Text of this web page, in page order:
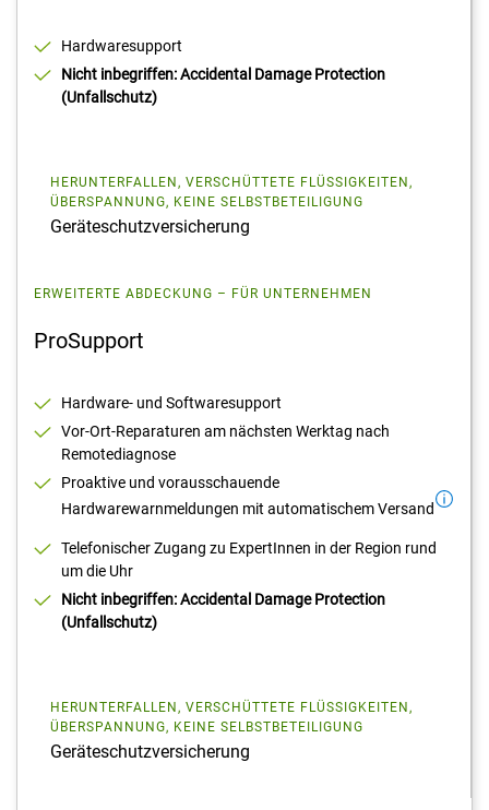
Hardwaresupport
Nicht inbegriffen: Accidental Damage Protection
(Unfallschutz)
HERUNTERFALLEN, VERSCHÜTTETE FLÜSSIGKEITEN,
ÜBERSPANNUNG, KEINE SELBSTBETEILIGUNG
Geräteschutzversicherung
ERWEITERTE ABDECKUNG – FÜR UNTERNEHMEN
ProSupport
Hardware- und Softwaresupport
Vor-Ort-Reparaturen am nächsten Werktag nach
Remotediagnose
Proaktive und vorausschauende
Hardwarewarnmeldungen mit automatischem Versand
Telefonischer Zugang zu ExpertInnen in der Region rund
um die Uhr
Nicht inbegriffen: Accidental Damage Protection
(Unfallschutz)
HERUNTERFALLEN, VERSCHÜTTETE FLÜSSIGKEITEN,
ÜBERSPANNUNG, KEINE SELBSTBETEILIGUNG
Geräteschutzversicherung